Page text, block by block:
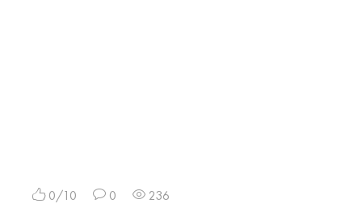
0/10 0 236